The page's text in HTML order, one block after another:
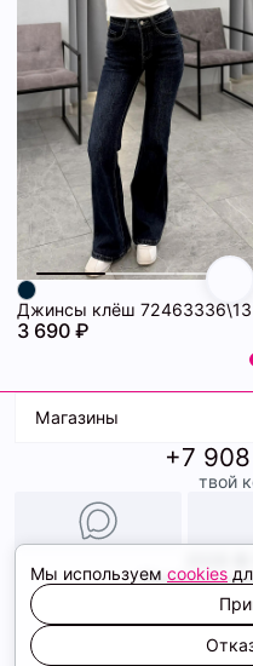
Джинсы клёш 72463336\13
3 690 ₽
Магазины
ТК Терминал
ТРК Континент
+7
твой
Политика
Сайт
Мы используем cookies